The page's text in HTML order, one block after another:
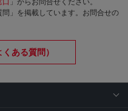
」を掲載しています。お問合せの
ある質問）